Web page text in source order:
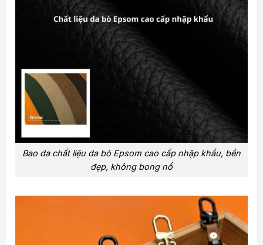
Bao da chất liệu da bò Epsom cao cấp nhập khẩu, bền
đẹp, không bong nổ